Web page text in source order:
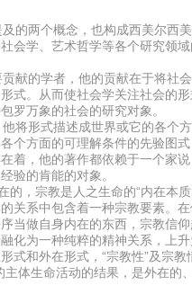
的两个概念，也构成西美尔西
会学、艺术哲学等各个研究领
献的学者，他的贡献在于将社
式。从而使社会学关注社会的
罗万象的社会的研究对象。
将形式描述成世界或它的各个
个方面的可理解条件的先验图式
着，他的著作都依赖于一个家
验的肯能的对象。
，宗教是人之生命的“内在本质
关系中包含着一种宗教要素。
当做自身内在的东西，宗教信
化为一种纯粹的精神关系，上
式和外在形式，“宗教性”及宗
体生命活动的结果，是外在的